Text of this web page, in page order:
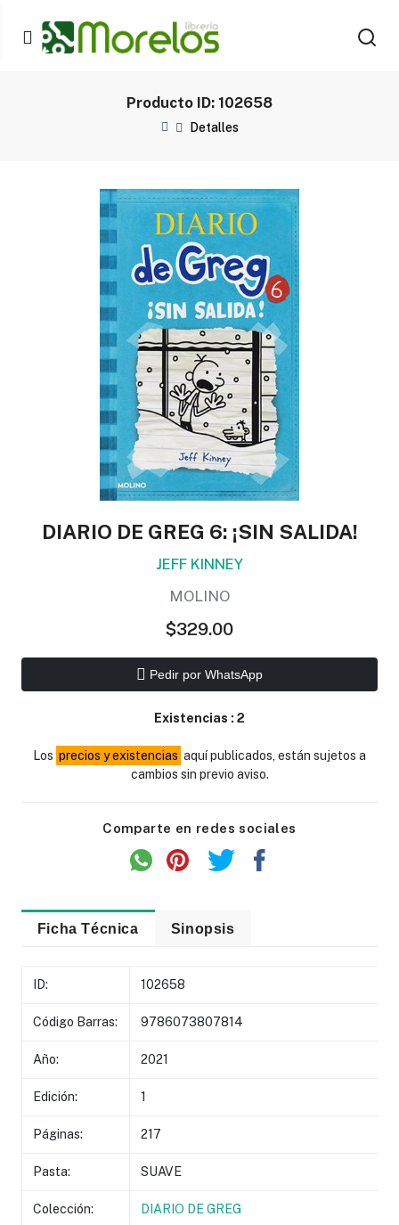
Producto ID: 102658
Detalles
DIARIO DE GREG 6: ¡SIN SALIDA!
JEFF KINNEY
MOLINO
$329.00
Pedir por WhatsApp
Existencias : 2
Los precios y existencias aquí publicados, están sujetos a
cambios sin previo aviso.
Comparte en redes sociales
Ficha Técnica Sinopsis
ID: 102658
Código Barras: 9786073807814
Año: 2021
Edición: 1
Páginas: 217
Pasta: SUAVE
Colección: DIARIO DE GREG